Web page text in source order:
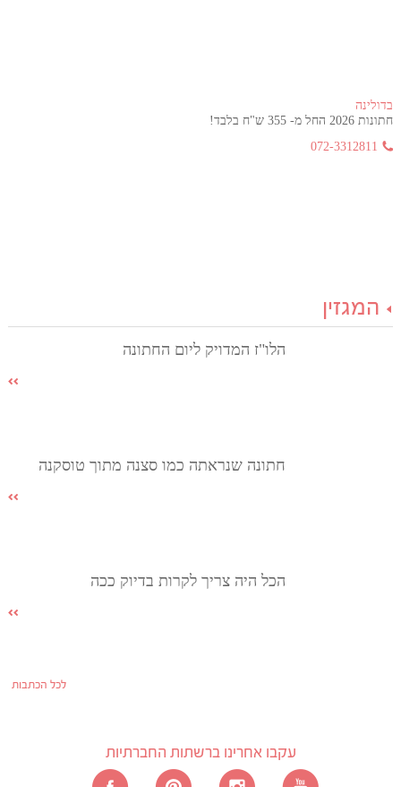
בדולינה
חתונות 2026 החל מ- 355 ש"ח בלבד!
072-3312811
המגזין
הלו"ז המדויק ליום החתונה
חתונה שנראתה כמו סצנה מתוך טוסקנה
הכל היה צריך לקרות בדיוק ככה
לכל הכתבות
עקבו אחרינו ברשתות החברתיות